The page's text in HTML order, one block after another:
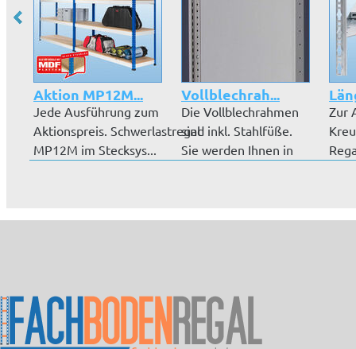
Aktion MP12M...
Jede Ausführung zum
Aktionspreis. Schwerlastregal
MP12M im Stecksys...
Vollblechrah...
Die Vollblechrahmen
sind inkl. Stahlfüße.
Sie werden Ihnen in
Zur